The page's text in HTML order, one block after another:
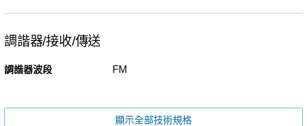
調諧器/接收/傳送
調諧器波段 FM
顯示全部技術規格